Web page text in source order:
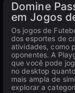
Domine
em Jogos
Os jogos de
dos esportes de
atividades, como
oponentes. A
que você pode
no desktop
mais ampla de
explorar a